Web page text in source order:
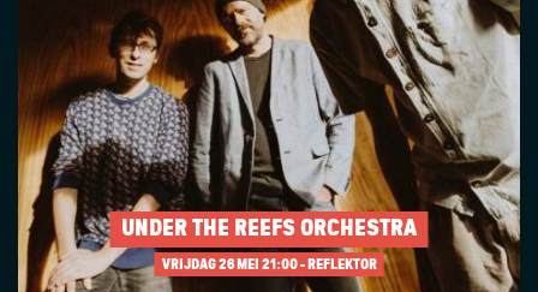
UNDER THE REEFS ORCHESTRA
VRIJDAG 26 MEI 21:00 - REFLEKTOR